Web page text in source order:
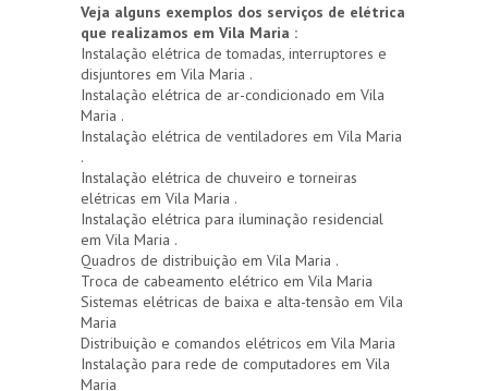
Veja alguns exemplos dos serviços de elétrica
que realizamos em Vila Maria :
Instalação elétrica de tomadas, interruptores e
disjuntores em Vila Maria .
Instalação elétrica de ar-condicionado em Vila
Maria .
Instalação elétrica de ventiladores em Vila Maria
.
Instalação elétrica de chuveiro e torneiras
elétricas em Vila Maria .
Instalação elétrica para iluminação residencial
em Vila Maria .
Quadros de distribuição em Vila Maria .
Troca de cabeamento elétrico em Vila Maria
Sistemas elétricas de baixa e alta-tensão em Vila
Maria
Distribuição e comandos elétricos em Vila Maria
Instalação para rede de computadores em Vila
Maria